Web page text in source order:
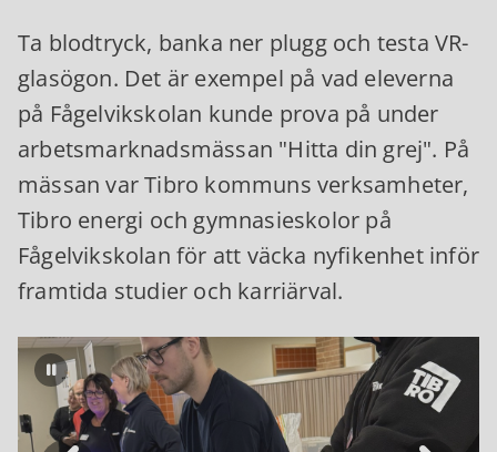
Ta blodtryck, banka ner plugg och testa VR-
glasögon. Det är exempel på vad eleverna
på Fågelvikskolan kunde prova på under
arbetsmarknadsmässan "Hitta din grej". På
mässan var Tibro kommuns verksamheter,
Tibro energi och gymnasieskolor på
Fågelvikskolan för att väcka nyfikenhet inför
framtida studier och karriärval.
Pausa bildspel